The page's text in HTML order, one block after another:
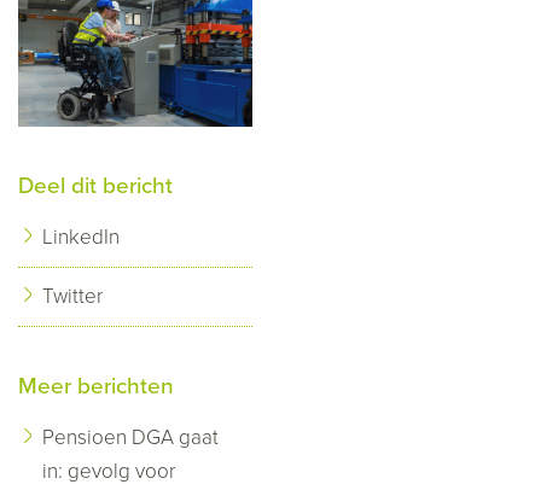
Deel dit bericht
LinkedIn
Twitter
Meer berichten
Pensioen DGA gaat
in: gevolg voor